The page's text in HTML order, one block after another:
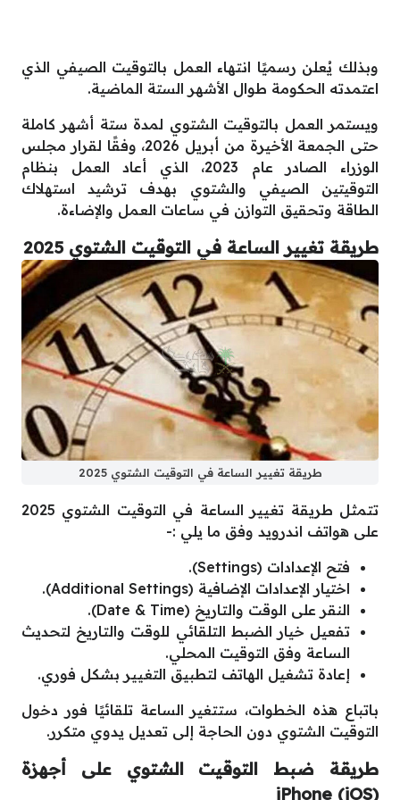
وبذلك يُعلن رسميًا انتهاء العمل بالتوقيت الصيفي الذي
اعتمدته الحكومة طوال الأشهر الستة الماضية.
ويستمر العمل بالتوقيت الشتوي لمدة ستة أشهر كاملة
حتى الجمعة الأخيرة من أبريل 2026، وفقًا لقرار مجلس
الوزراء الصادر عام 2023، الذي أعاد العمل بنظام
التوقيتين الصيفي والشتوي بهدف ترشيد استهلاك
الطاقة وتحقيق التوازن في ساعات العمل والإضاءة.
طريقة تغيير الساعة في التوقيت الشتوي 2025
طريقة تغيير الساعة في التوقيت الشتوي 2025
تتمثل طريقة تغيير الساعة في التوقيت الشتوي 2025
على هواتف اندرويد وفق ما يلي :-
فتح الإعدادات (Settings).
اختيار الإعدادات الإضافية (Additional Settings).
النقر على الوقت والتاريخ (Date & Time).
تفعيل خيار الضبط التلقائي للوقت والتاريخ لتحديث
الساعة وفق التوقيت المحلي.
إعادة تشغيل الهاتف لتطبيق التغيير بشكل فوري.
باتباع هذه الخطوات، ستتغير الساعة تلقائيًا فور دخول
التوقيت الشتوي دون الحاجة إلى تعديل يدوي متكرر.
طريقة ضبط التوقيت الشتوي على أجهزة
iPhone (iOS)